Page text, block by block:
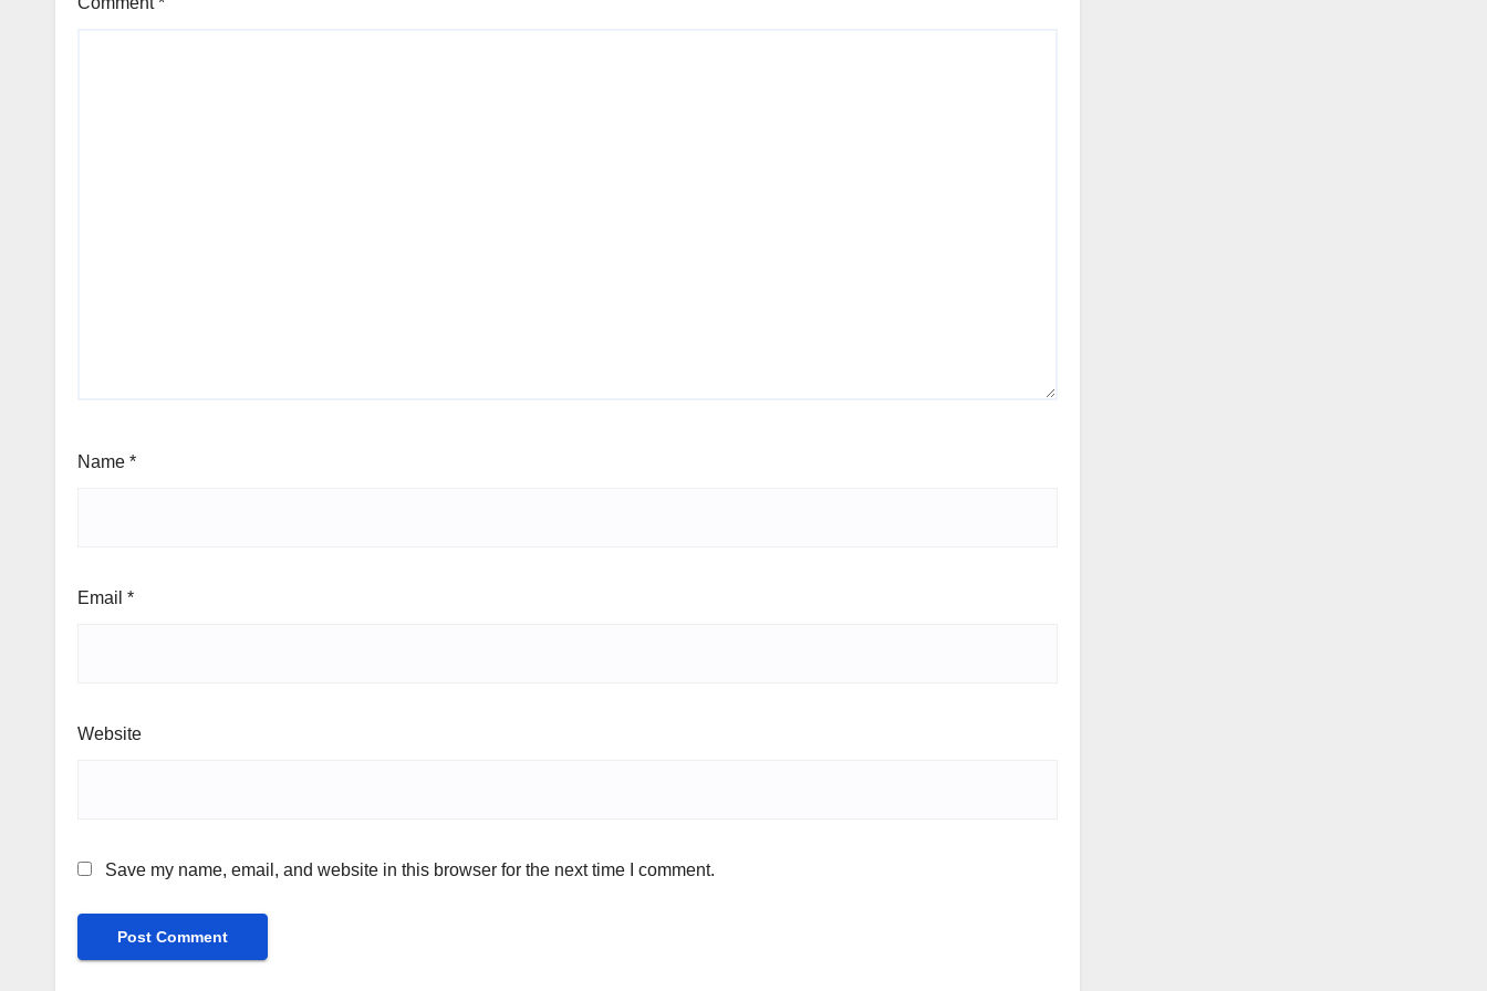
Name *
Email *
Website
Save my name, email, and website in this browser for the next time I comment.